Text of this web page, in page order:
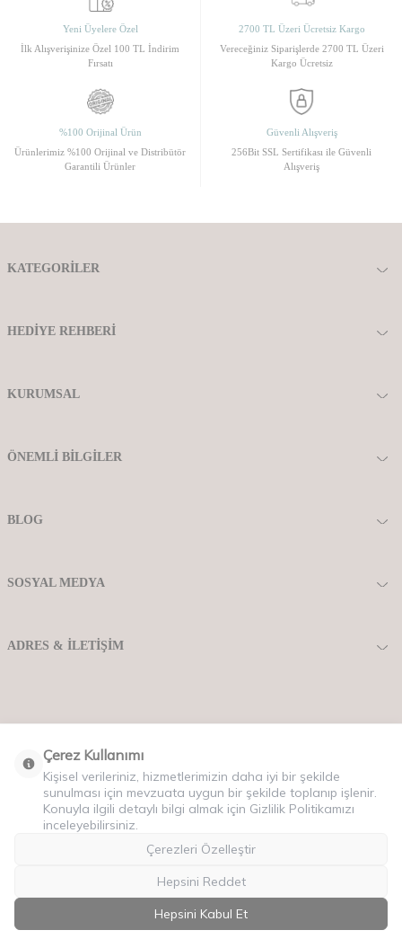
Yeni Üyelere Özel
İlk Alışverişinize Özel 100 TL İndirim
Fırsatı
2700 TL Üzeri Ücretsiz Kargo
Vereceğiniz Siparişlerde 2700 TL Üzeri
Kargo Ücretsiz
%100 Orijinal Ürün
Ürünlerimiz %100 Orijinal ve Distribütör
Garantili Ürünler
Güvenli Alışveriş
256Bit SSL Sertifikası ile Güvenli
Alışveriş
KATEGORILER
HEDIYE REHBERI
KURUMSAL
ÖNEMLI BILGILER
BLOG
SOSYAL MEDYA
ADRES & İLETIŞIM
Copyriht © 2025 Tüm Hakları Saklıdır.
Çerez Kullanımı
Kişisel verileriniz, hizmetlerimizin daha iyi bir şekilde
sunulması için mevzuata uygun bir şekilde toplanıp işlenir.
Konuyla ilgili detaylı bilgi almak için Gizlilik Politikamızı
inceleyebilirsiniz.
Çerezleri Özelleştir
Hepsini Reddet
Hepsini Kabul Et